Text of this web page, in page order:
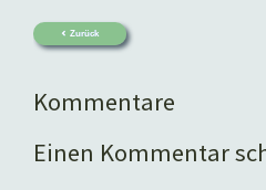
Zurück
Kommentare
Einen Kommentar